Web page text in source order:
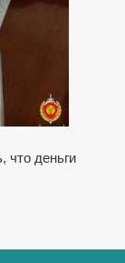
что деньги